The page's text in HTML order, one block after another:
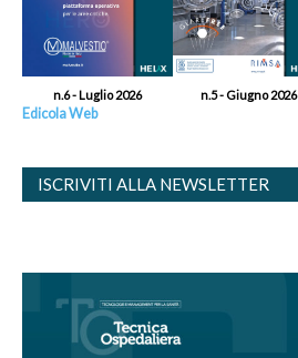
n.6 - Luglio 2026 n.5 - Giugno 2026
Edicola Web
ISCRIVITI ALLA NEWSLETTER